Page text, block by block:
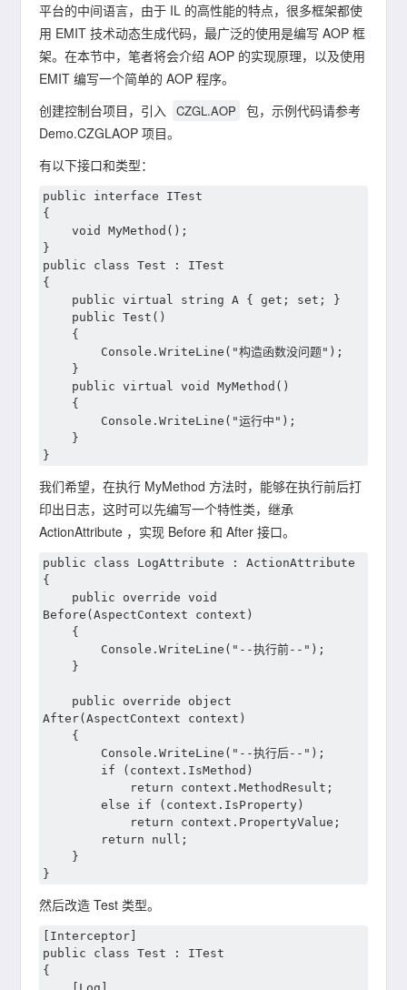
平台的中间语言，由于 IL 的高性能的特点，很多框架都使
用 EMIT 技术动态生成代码，最广泛的使用是编写 AOP 框
架。在本节中，笔者将会介绍 AOP 的实现原理，以及使用
EMIT 编写一个简单的 AOP 程序。
创建控制台项目，引入
CZGL.AOP
包，示例代码请参考
Demo.CZGLAOP 项目。
有以下接口和类型：
public interface ITest
{
    void MyMethod();
}
public class Test : ITest
{
我们希望，在执行 MyMethod 方法时，能够在执行前后打
印出日志，这时可以先编写一个特性类，继承
ActionAttribute ，实现 Before 和 After 接口。
public class LogAttribute : ActionAttribute
{
Before(AspectContext context)
After(AspectContext context)
        else if (context.IsProperty)
然后改造 Test 类型。
[Interceptor]
public class Test : ITest
{